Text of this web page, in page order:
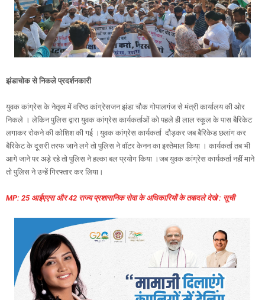
झंडाचोक से निकले प्रदर्शनकारी
युवक कांग्रेस के नेतृत्व में वरिष्ठ कांग्रेसजन झंडा चौक गोपालगंज से मंत्री कार्यालय की ओर
निकले । लेकिन पुलिस द्वारा युवक कांग्रेस कार्यकर्ताओं को पहले ही लाल स्कूल के पास बैरिकेट
लगाकर रोकने की कोशिश की गई ।युवक कांग्रेस कार्यकर्ता दौड़कर जब बैरिकेड छलांग कर
बैरिकेट के दूसरी तरफ जाने लगे तो पुलिस ने वॉटर केनन का इस्तेमाल किया । कार्यकर्ता तब भी
आगे जाने पर अड़े रहे तो पुलिस ने हल्का बल प्रयोग किया ।जब युवक कांग्रेस कार्यकर्ता नहीं माने
तो पुलिस ने उन्हें गिरफ्तार कर लिया।
MP: 25 आईएएस और 42 राज्य प्रशासनिक सेवा के अधिकारियों के तबादले देखे : सूची